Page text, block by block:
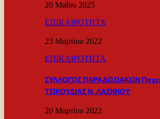
20 Μαΐου 2025
ΕΠΙΚΑΙΡΟΤΗΤΑ
23 Μαρτίου 2022
ΕΠΙΚΑΙΡΟΤΗΤΑ
ΣΥΛΛΟΓΟΣ ΠΑΡΑΔΟΣΙΑΚΩΝ
ΤΣΙΚΟΥΔΙΑΣ Ν. ΛΑΣΙΘΙΟΥ
20 Μαρτίου 2022